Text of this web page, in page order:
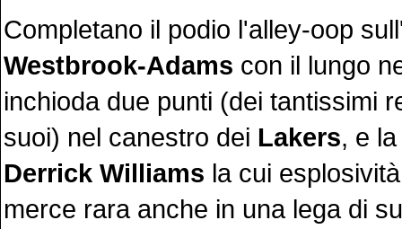
Completano il podio l'alley-oop
Westbrook-Adams con il lungo
inchioda due punti (dei tantissimi
suoi) nel canestro dei Lakers, e
Derrick Williams la cui
merce rara anche in una lega di